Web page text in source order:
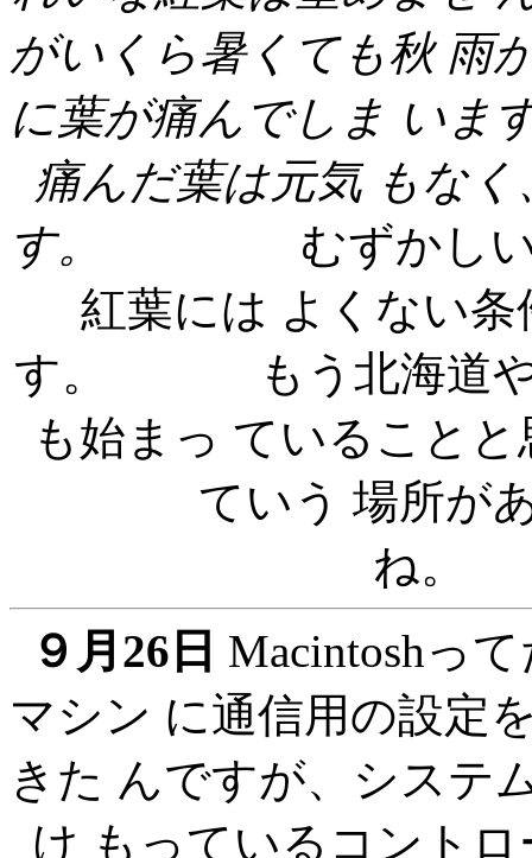
がいくら暑くても秋 雨
に葉が痛んでしま いま
痛んだ葉は元気 もな
す。
むずかし
紅葉には よくない
す。 もう北海道や標
も始まっ ていること
ていう 場所が
９月26日 Macintoshっ
マシン に通信用の設定
きた んですが、システ
け もっているコント